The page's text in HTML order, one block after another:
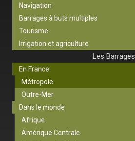
Navigation
Barrages à buts multiples
Tourisme
Irrigation et agriculture
Les Barrages
En France
Métropole
Outre-Mer
Dans le monde
Afrique
Amérique Centrale